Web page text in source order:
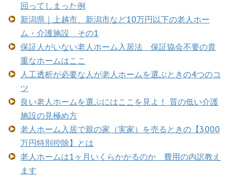
回ってしまった例
新潟県｜上越市、新潟市など10万円以下の老人ホー
ム・介護施設 その1
保証人がいない老人ホーム入居法 保証協会不要の貴
重なホームはここ
人工透析が必要な人が老人ホームを選ぶときの4つのコ
ツ
良い老人ホームを選ぶにはここを見よ！ 質の低い介護
施設の見極め方
老人ホーム入居で親の家（実家）を売るときの【3000
万円特別控除】とは
老人ホームは1ヶ月いくらかかるのか 費用の内訳教え
ます